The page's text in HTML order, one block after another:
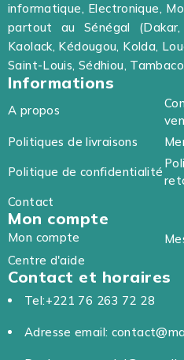
informatique, Electronique,
partout au Sénégal (Dakar,
Kaolack, Kédougou, Kolda,
Saint-Louis, Sédhiou,
Informations
A propos
Politiques de livraisons
Politique de confidentialité
Contact
Mon compte
Mon compte
Centre d'aide
Contact et horaires
Tel:+221 76 263 72 28
Adresse email: